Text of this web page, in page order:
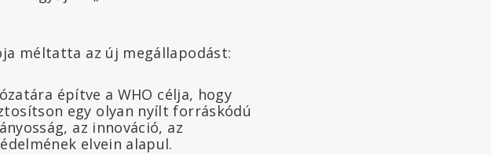
méltatta az új megállapodást:
építve a WHO célja, hogy
egy olyan nyílt forráskódú
az innováció, az
elvein alapul.